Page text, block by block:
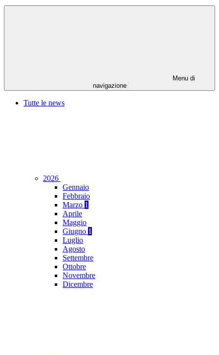
Menu di
navigazione
Tutte le news
2026
Gennaio
Febbraio
Marzo 1
Aprile
Maggio
Giugno 1
Luglio
Agosto
Settembre
Ottobre
Novembre
Dicembre